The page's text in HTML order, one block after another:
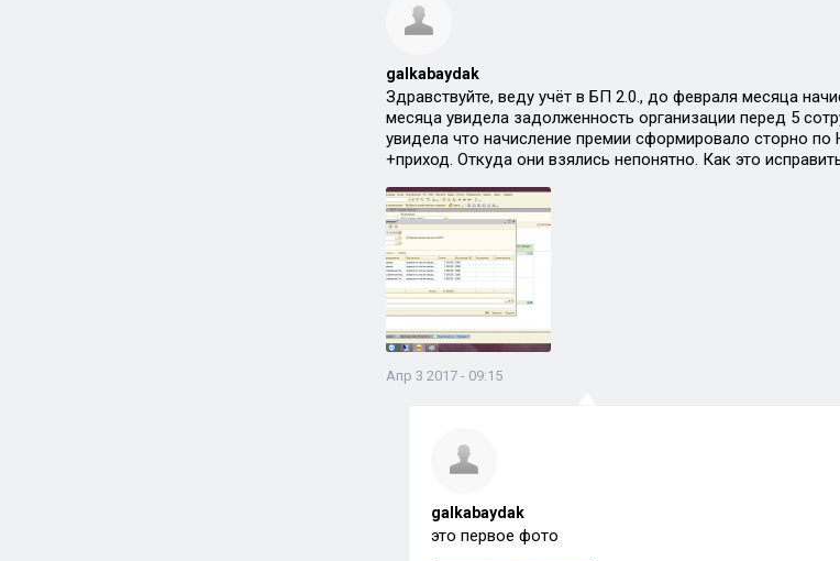
galkabaydak
Здравствуйте, веду учёт в БП 2.0., до февраля месяца
месяца увидела задолженность организации перед 5
увидела что начисление премии сформировало сторно
+приход. Откуда они взялись непонятно. Как это
Апр 3 2017 - 09:15
galkabaydak
это первое фото